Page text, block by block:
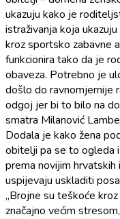
ukazuju kako je
istraživanja koja
kroz sportsko zabavne
funkcionira tako da je
obaveza. Potrebno je
došlo do ravnomjernije
odgoj jer bi to bilo na
smatra Milanović
Dodala je kako žena
obitelji pa se to ogleda
prema novijim
uspijevaju uskladiti
„Brojne su teškoće
značajno većim